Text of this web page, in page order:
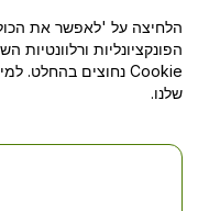
מרכז העזרה/
הפונקציונליות
Cookie נחוצים בהחלט. למידע נוסף, ניתן לעיין
שלנו.